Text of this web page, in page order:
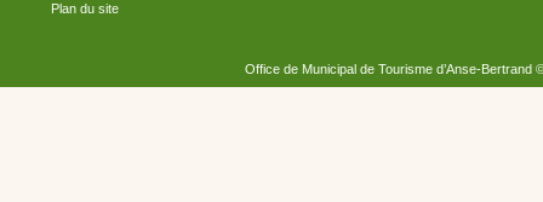
Plan du site
Office de Municipal de Tourisme d’Anse-